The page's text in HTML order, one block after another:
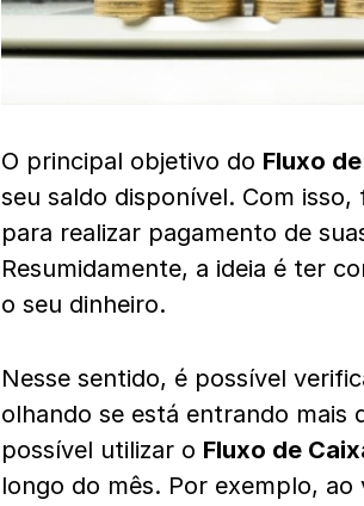
O principal objetivo do Fluxo
seu saldo disponível. Com
para realizar pagamento de
Resumidamente, a ideia é ter
o seu dinheiro.
Nesse sentido, é possível
olhando se está entrando mais
possível utilizar o Fluxo de
longo do mês. Por exemplo,